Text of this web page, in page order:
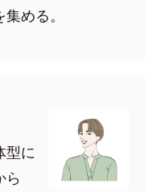
める。
型に
ら